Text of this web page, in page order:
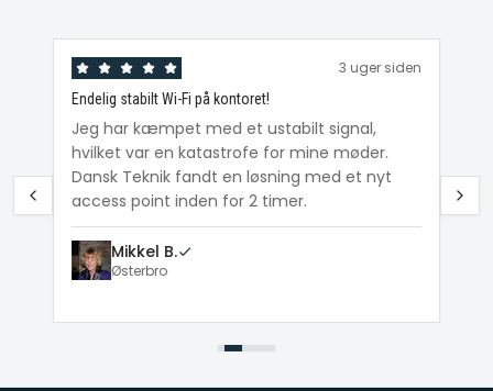
3 uger siden
Endelig stabilt Wi-Fi på kontoret!
Jeg har kæmpet med et ustabilt signal,
hvilket var en katastrofe for mine møder.
Dansk Teknik fandt en løsning med et nyt
access point inden for 2 timer.
Mikkel B.
Østerbro